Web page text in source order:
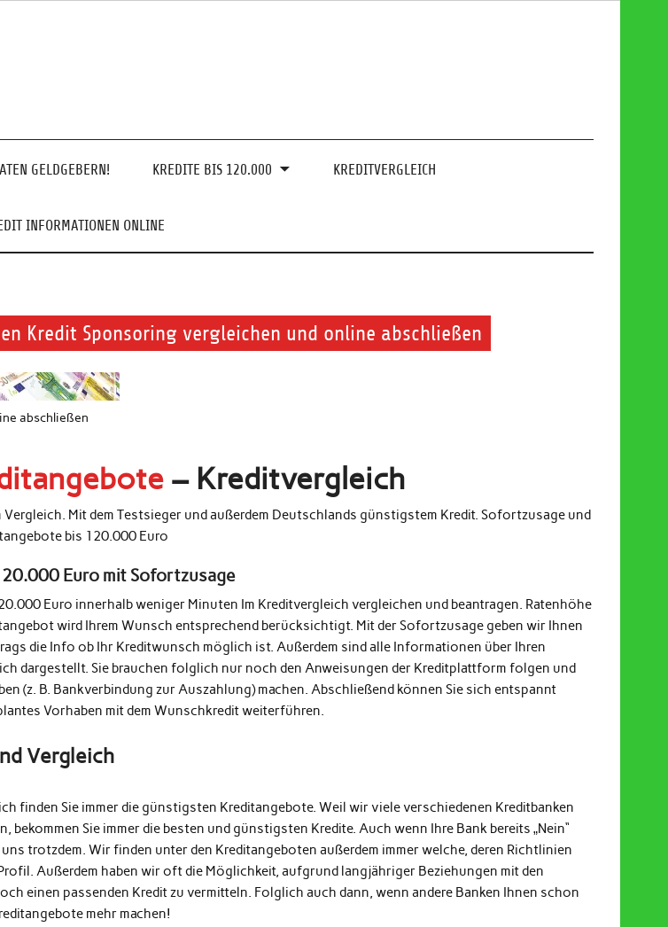
GELDGEBERN! KREDITE BIS 120.000 KREDITVERGLEICH
INFORMATIONEN ONLINE
Kredit Sponsoring vergleichen und online abschließen
abschließen
– Kreditvergleich
Mit dem Testsieger und außerdem Deutschlands günstigstem Kredit. Sofortzusage und
bis 120.000 Euro
Euro mit Sofortzusage
Euro innerhalb weniger Minuten Im Kreditvergleich vergleichen und beantragen. Ratenhöhe
wird Ihrem Wunsch entsprechend berücksichtigt. Mit der Sofortzusage geben wir Ihnen
die Info ob Ihr Kreditwunsch möglich ist. Außerdem sind alle Informationen über Ihren
dargestellt. Sie brauchen folglich nur noch den Anweisungen der Kreditplattform folgen und
(z. B. Bankverbindung zur Auszahlung) machen. Abschließend können Sie sich entspannt
Vorhaben mit dem Wunschkredit weiterführen.
Vergleich
finden Sie immer die günstigsten Kreditangebote. Weil wir viele verschiedenen Kreditbanken
bekommen Sie immer die besten und günstigsten Kredite. Auch wenn Ihre Bank bereits „Nein“
trotzdem. Wir finden unter den Kreditangeboten außerdem immer welche, deren Richtlinien
Außerdem haben wir oft die Möglichkeit, aufgrund langjähriger Beziehungen mit den
einen passenden Kredit zu vermitteln. Folglich auch dann, wenn andere Banken Ihnen schon
mehr machen!